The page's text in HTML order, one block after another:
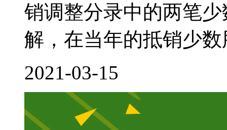
销调整分录中的两笔
解，在当年的抵销少
2021-03-15